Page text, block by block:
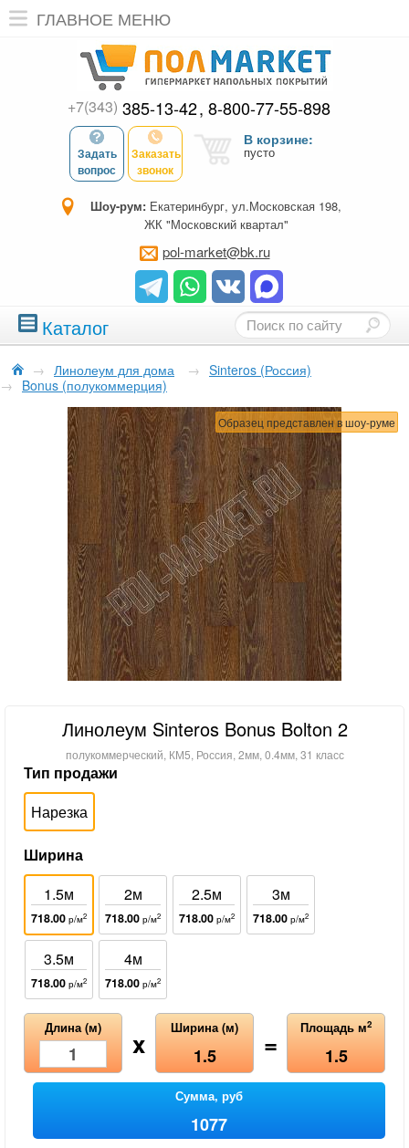
ГЛАВНОЕ МЕНЮ
+7(343) 385-13-42 8-800-77-55-898
Задать
вопрос
Заказать
звонок
В корзине:
пусто
Шоу-рум: Екатеринбург, ул.Московская 198,
ЖК "Московский квартал"
pol-market@bk.ru
Каталог
→ Линолеум для дома → Sinteros (Россия)
→ Bonus (полукоммерция)
Образец представлен в шоу-руме
Линолеум Sinteros Bonus Bolton 2
полукоммерческий, КМ5, Россия, 2мм, 0.4мм, 31 класс
Тип продажи
Нарезка
Ширина
1.5м
718.00 р/м2
2м
718.00 р/м2
2.5м
718.00 р/м2
3м
718.00 р/м2
3.5м
718.00 р/м2
4м
718.00 р/м2
Длина (м) x Ширина (м)
1.5 = Площадь м2
1.5
Сумма, руб
1077